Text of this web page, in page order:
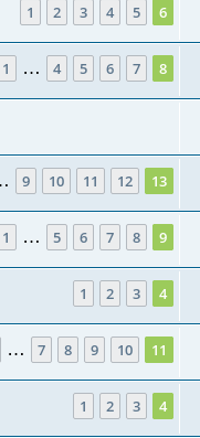
1 2 3 4 5 6
1 … 4 5 6 7 8
9 10 11 12 13
1 … 5 6 7 8 9
1 2 3 4
… 7 8 9 10 11
1 2 3 4